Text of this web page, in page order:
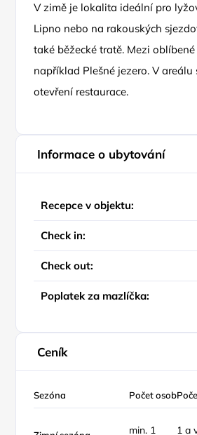
V zimě je lokalita ideální pro
Lipno nebo na rakouských
také běžecké tratě. Mezi
například Plešné jezero. V areálu
otevření restaurace.
Informace o ubytování
Recepce v objektu:
Check in:
Check out:
Poplatek za mazlíčka:
Ceník
Sezóna Počet osob
min. 1
1 a